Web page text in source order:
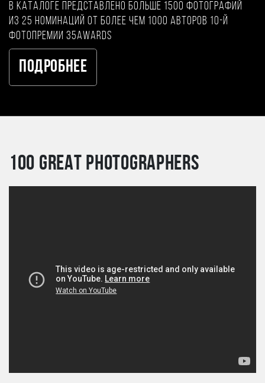
В каталоге представлено больше 1500 фотографий
из 25 номинаций от более чем 1000 авторов 10-й
фотопремии 35AWARDS
Подробнее
100 GREAT PHOTOGRAPHERS